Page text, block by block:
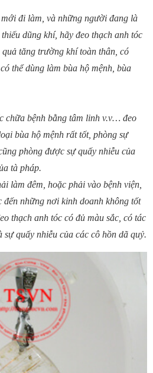
đi làm, và những người đang là
dũng khí, hãy đeo thạch anh tóc
tăng trường khí toàn thân, có
thể dùng làm bùa hộ mệnh, bùa
chữa bệnh bằng tâm linh v.v… đeo
bùa hộ mệnh rất tốt, phòng sự
phòng được sự quấy nhiễu của
tà pháp.
làm đêm, hoặc phải vào bệnh viện,
đến những nơi kinh doanh không tốt
thạch anh tóc có đủ màu sắc, có tác
quấy nhiễu của các cô hồn dã quỷ.